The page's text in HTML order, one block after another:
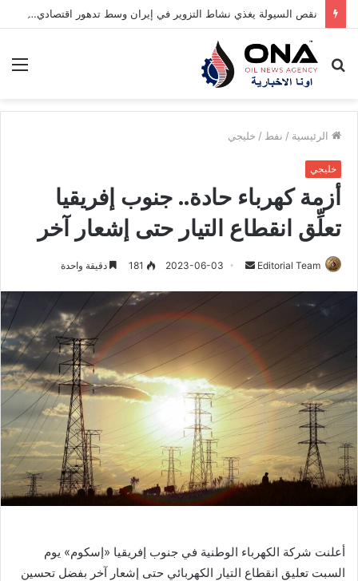
نقص السيولة يغذي نشاط التزوير في إيران وسط تدهور اقتصادي حاد
بحث
الرئيسية / نفط / خليجي
خليجي
أزمة كهرباء حادة.. جنوب إفريقيا
تعلِّق انقطاع التيار حتى إشعار آخر
Editorial Team
ل
ب
ي
د
ل
ك
ن
2023-06-03
181 دقيقة واحدة
أعلنت شركة الكهرباء الوطنية في جنوب إفريقيا «إسكوم» يوم
السبت تعليق انقطاع التيار الكهربائي حتى إشعار آخر بفضل تحسين